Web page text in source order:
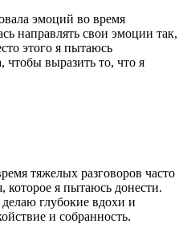
эмоций во время
направлять свои эмоции так,
этого я пытаюсь
чтобы выразить то, что я
тяжелых разговоров часто
которое я пытаюсь донести.
глубокие вдохи и
и собранность.